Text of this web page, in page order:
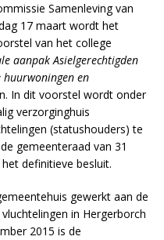
Samenleving van
17 maart wordt het
van het college
aanpak Asielgerechtigden
en
In dit voorstel wordt onder
verzorginghuis
(statushouders) te
gemeenteraad van 31
definitieve besluit.
gewerkt aan de
in Hergerborch
2015 is de